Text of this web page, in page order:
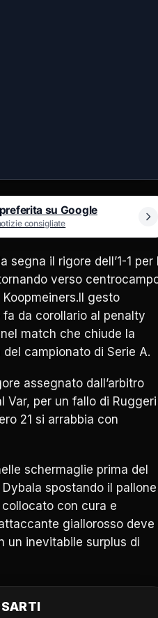
su Google
consigliate
segna il rigore dell’1-1 per
verso
gesto
da corollario al penalty
match che chiude la
del campionato di Serie A.
assegnato dall’arbitro
Var, per un fallo di Ruggeri
21 si arrabbia con
schermaglie prima del
spostando il pallone
collocato con cura e
giallorosso deve
un inevitabile surplus di